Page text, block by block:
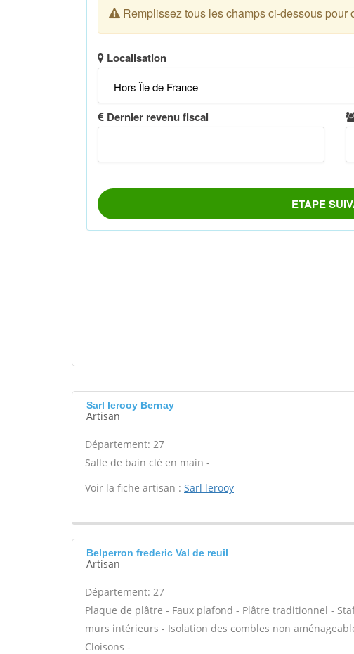
Sarl lerooy Bernay
Artisan
Département: 27
Salle de bain clé en main -
Voir la fiche artisan : Sarl lerooy
Belperron frederic Val de reuil
Artisan
Département: 27
Plaque de plâtre - Faux plafond - Plâtre traditionnel -
murs intérieurs - Isolation des combles non
Cloisons -